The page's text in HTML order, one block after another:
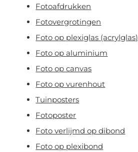
Fotoafdrukken
Fotovergrotingen
Foto op plexiglas (acrylglas)
Foto op aluminium
Foto op canvas
Foto op vurenhout
Tuinposters
Fotoposter
Foto verlijmd op dibond
Foto op plexibond